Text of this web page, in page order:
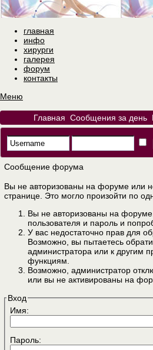
главная
инфо
хирурги
галерея
форум
контакты
Меню
Главная Сообщения за день
Сообщение форума
Вы не авторизованы на форуме или
странице. Это могло произойти по
Вы не авторизованы на
пользователя и пароль и
У вас недостаточно прав для
Возможно, вы пытаетесь
администратора или к другим
функциям.
Возможно, администратор
или вы не активированы на
Вход
Имя:
Пароль: